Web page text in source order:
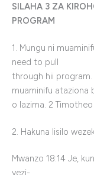
SILAHA 3 ZA
PROGRAM
1. Mungu ni
need to pull
through hii program.
muaminifu ataziona
o lazima. 2Timotheo
2. Hakuna lisilo
Mwanzo 18:14 Je,